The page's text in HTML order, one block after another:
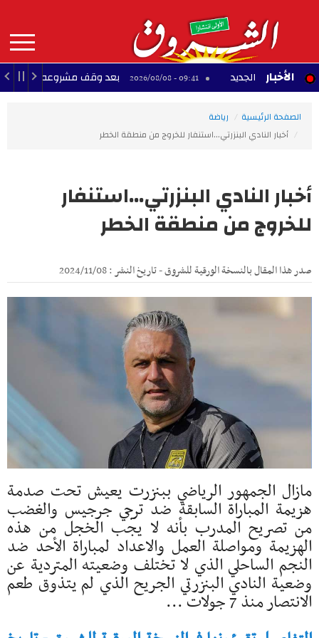
contenu
principal
MAIN
NAVIGATION الأخبار
الجديد 09:41 - 2026/08/08 بعد وقف مشروعه لبناء قاعة
الصفحة الرئيسية
رياضة
أخبار النادي البنزرتي...استنفار للخروج من منطقة الخطر
أخبار النادي البنزرتي...استنفار
للخروج من منطقة الخطر
صدر هذا المقال بالنسخة الورقية للشروق - تاريخ النشر : 2024/11/08
مازال الجمهور الرياضي ببنزرت يعيش تحت صدمة
هزيمة المباراة السابقة ضد ترجي جرجيس والغضب
من تصريح المدرب بأنه لا يجب الخجل من هذه
الهزيمة ومواصلة العمل والاعداد لمباراة الأحد ضد
النجم الساحلي الذي لا تختلف وضعيته المتردية عن
وضعية النادي البنزرتي الجريح الذي لم يتذوق طعم
الانتصار منذ 7 جولات ...